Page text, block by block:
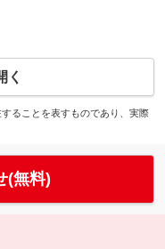
く
ることを表すものであり、実際
(無料)